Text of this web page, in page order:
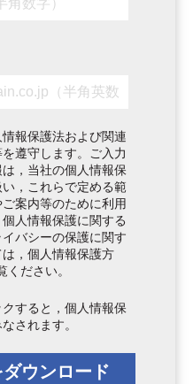
報保護法および関連
遵守します。ご入力
，当社の個人情報保
，これらで定める範
案内等のために利用
人情報保護に関する
バシーの保護に関す
， 個人情報保護方
ください。
すると，個人情報保
されます。